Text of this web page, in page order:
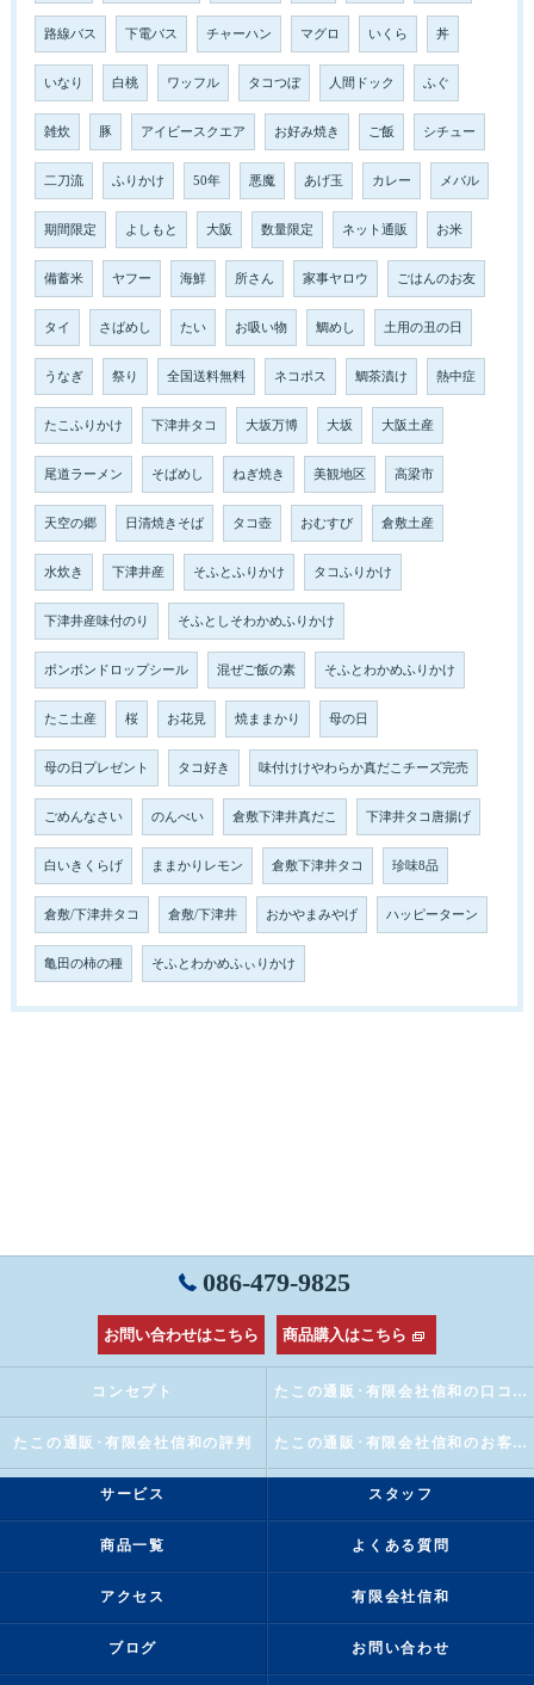
路線バス 下電バス チャーハン マグロ いくら 丼
いなり 白桃 ワッフル タコつぼ 人間ドック ふぐ
雑炊 豚 アイビースクエア お好み焼き ご飯 シチュー
二刀流 ふりかけ 50年 悪魔 あげ玉 カレー メバル
期間限定 よしもと 大阪 数量限定 ネット通販 お米
備蓄米 ヤフー 海鮮 所さん 家事ヤロウ ごはんのお友
タイ さばめし たい お吸い物 鯛めし 土用の丑の日
うなぎ 祭り 全国送料無料 ネコポス 鯛茶漬け 熱中症
たこふりかけ 下津井タコ 大坂万博 大坂 大阪土産
尾道ラーメン そばめし ねぎ焼き 美観地区 高梁市
天空の郷 日清焼きそば タコ壺 おむすび 倉敷土産
水炊き 下津井産 そふとふりかけ タコふりかけ
下津井産味付のり そふとしそわかめふりかけ
ボンボンドロップシール 混ぜご飯の素 そふとわかめふりかけ
たこ土産 桜 お花見 焼ままかり 母の日
母の日プレゼント タコ好き 味付けけやわらか真だこチーズ完売
ごめんなさい のんべい 倉敷下津井真だこ 下津井タコ唐揚げ
白いきくらげ ままかりレモン 倉敷下津井タコ 珍味8品
倉敷/下津井タコ 倉敷/下津井 おかやまみやげ ハッピーターン
亀田の柿の種 そふとわかめふぃりかけ
086-479-9825
お問い合わせはこちら 商品購入はこちら
コンセプト たこの通販･有限会社信和の口コミ情報
たこの通販･有限会社信和の評判 たこの通販･有限会社信和のお客様の声
サービス スタッフ
商品一覧 よくある質問
アクセス 有限会社信和
ブログ お問い合わせ